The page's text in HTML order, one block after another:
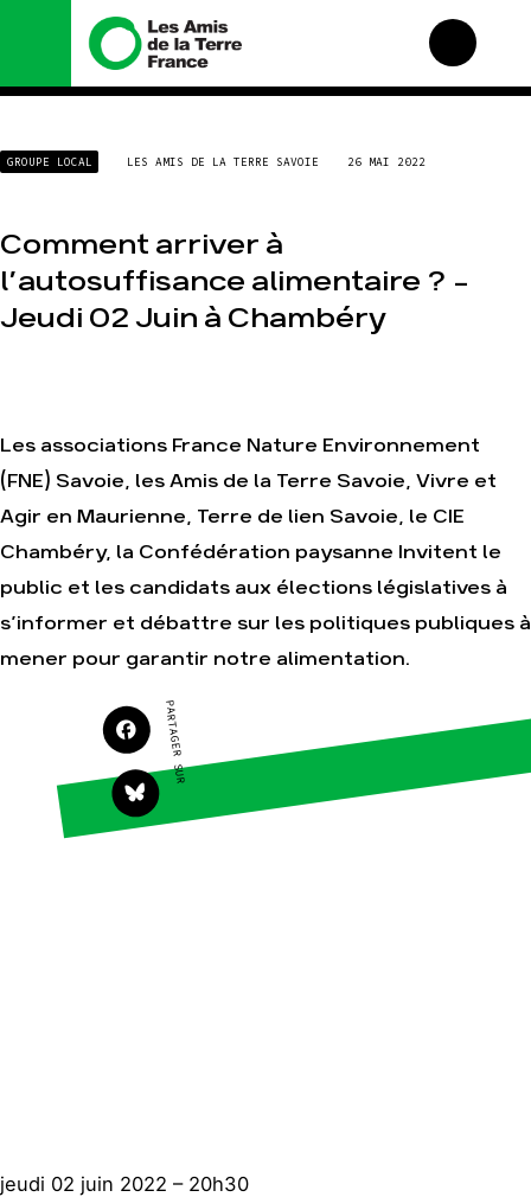
Nous connaître
Histoire
Missions et méthodes
Valeurs
Équipes et
fonctionnement
Je soutiens les Amis de
Mode : une tendance
destructrice
Gaz au Mozambique, la
Agir
Transmettre tout ou
partie de son
patrimoine
Télécharger
gratuitement les guides
éco-citoyens
Nos thématiques
Climat – Énergie
Forêts
GROUPE LOCAL LES AMIS DE LA TERRE SAVOIE 26 MAI 2022
Comment arriver à
l’autosuffisance alimentaire ? –
Jeudi 02 Juin à Chambéry
Les associations France Nature Environnement
(FNE) Savoie, les Amis de la Terre Savoie, Vivre et
Agir en Maurienne, Terre de lien Savoie, le CIE
Chambéry, la Confédération paysanne Invitent le
public et les candidats aux élections législatives à
s’informer et débattre sur les politiques publiques à
mener pour garantir notre alimentation.
PARTAGER SUR
jeudi 02 juin 2022 – 20h30